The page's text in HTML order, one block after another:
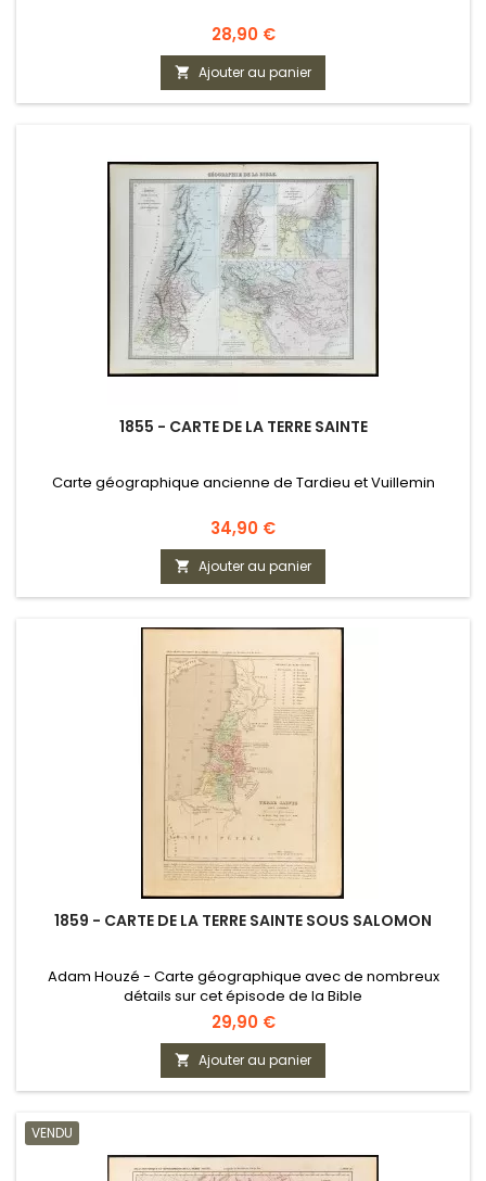
Prix
28,90 €
 Ajouter au panier
1855 - CARTE DE LA TERRE SAINTE
Carte géographique ancienne de Tardieu et Vuillemin
Prix
34,90 €
 Ajouter au panier
1859 - CARTE DE LA TERRE SAINTE SOUS SALOMON
Adam Houzé - Carte géographique avec de nombreux
détails sur cet épisode de la Bible
Prix
29,90 €
 Ajouter au panier
VENDU